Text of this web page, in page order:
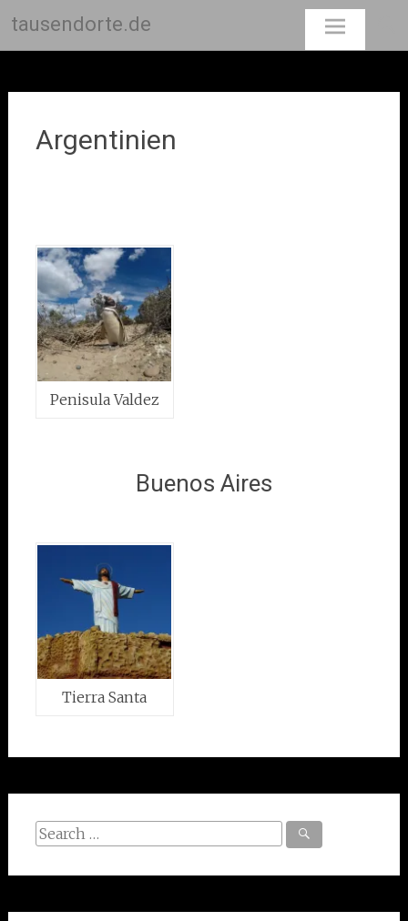
tausendorte.de
Argentinien
Penisula Valdez
Buenos Aires
Tierra Santa
Search
for: